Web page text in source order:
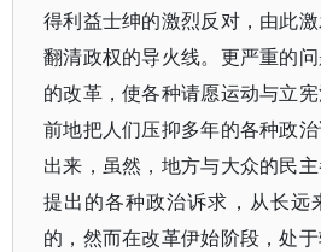
得利益士绅的激烈反对，由此
翻清政权的导火线。更严重的
的改革，使各种请愿运动与立
前地把人们压抑多年的各种政
出来，虽然，地方与大众的民
提出的各种政治诉求，从长远
的，然而在改革伊始阶段，处